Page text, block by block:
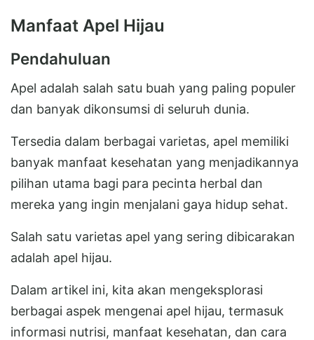
Manfaat Apel Hijau
Pendahuluan
Apel adalah salah satu buah yang paling populer
dan banyak dikonsumsi di seluruh dunia.
Tersedia dalam berbagai varietas, apel memiliki
banyak manfaat kesehatan yang menjadikannya
pilihan utama bagi para pecinta herbal dan
mereka yang ingin menjalani gaya hidup sehat.
Salah satu varietas apel yang sering dibicarakan
adalah apel hijau.
Dalam artikel ini, kita akan mengeksplorasi
berbagai aspek mengenai apel hijau, termasuk
informasi nutrisi, manfaat kesehatan, dan cara